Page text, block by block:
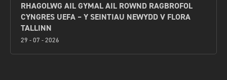
RHAGOLWG AIL GYMAL AIL ROWND RAGBROFOL
CYNGRES UEFA – Y SEINTIAU NEWYDD V FLORA
TALLINN
29 - 07 - 2026